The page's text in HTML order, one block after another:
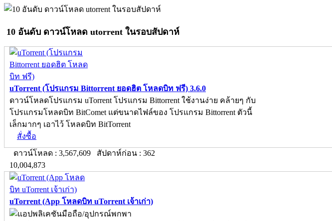
10 อันดับ ดาวน์โหลด utorrent ในรอบสัปดาห์
uTorrent (โปรแกรม Bittorrent ยอดฮิต โหลดบิท ฟรี) 3.6.0
ดาวน์โหลดโปรแกรม uTorrent โปรแกรม Bittorrent ใช้งานง่าย คล้ายๆ กับ
โปรแกรมโหลดบิท BitComet แต่ขนาดไฟล์ของ โปรแกรม Bittorrent ตัวนี้
เล็กมากๆ เอาไว้ โหลดบิท BitTorrent
สั่งซื้อ
ดาวน์โหลด : 3,567,609 สัปดาห์ก่อน : 362
10,004,873
uTorrent (App โหลดบิท uTorrent เจ้าเก่า)